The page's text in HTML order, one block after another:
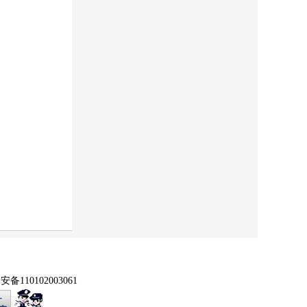
备110102003061